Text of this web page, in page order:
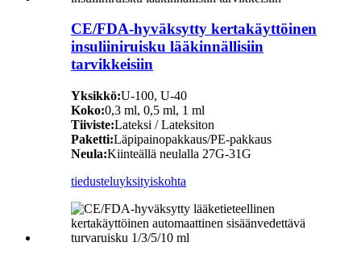
CE/FDA-hyväksytty kertakäyttöinen
insuliiniruisku lääkinnällisiin
tarvikkeisiin
Yksikkö:U-100, U-40
Koko:0,3 ml, 0,5 ml, 1 ml
Tiiviste:Lateksi / Lateksiton
Paketti:Läpipainopakkaus/PE-pakkaus
Neula:Kiinteällä neulalla 27G-31G
tiedusteluyksityiskohta